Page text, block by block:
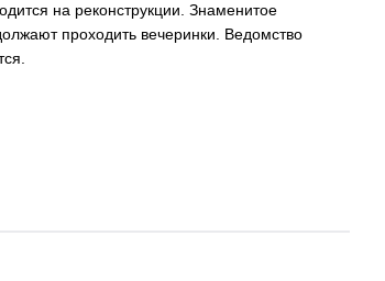
на реконструкции. Знаменитое
проходить вечеринки. Ведомство